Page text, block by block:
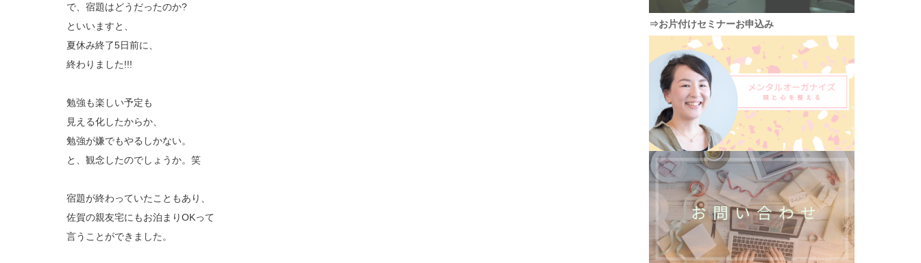
で、宿題はどうだったのか?
といいますと、
夏休み終了5日前に、
終わりました!!!
勉強も楽しい予定も
見える化したからか、
勉強が嫌でもやるしかない。
と、観念したのでしょうか。笑
宿題が終わっていたこともあり、
佐賀の親友宅にもお泊まりOKって
言うことができました。
⇒お片付けセミナーお申込み